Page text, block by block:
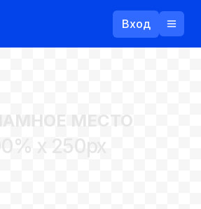
Вход
МЕСТО
x 250px